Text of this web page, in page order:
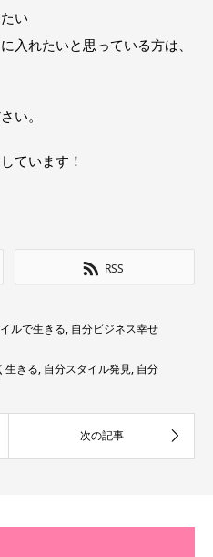
い
入れたいと思っている方は、
い。
ています！
RSS
ルで生きる, 自分ビジネス幸せ
生きる, 自分スタイル発見, 自分